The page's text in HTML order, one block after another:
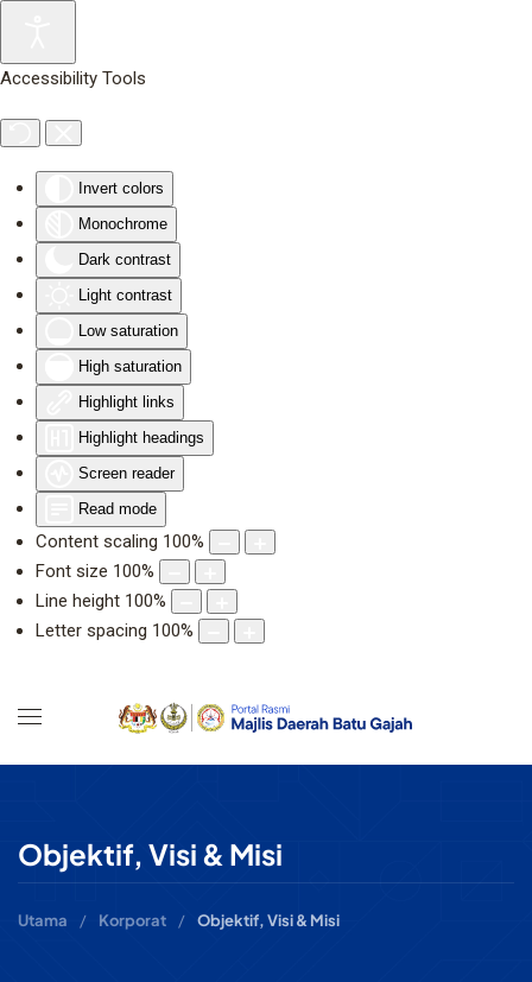
Accessibility Tools
Invert colors
Monochrome
Dark contrast
Light contrast
Low saturation
High saturation
Highlight links
Highlight headings
Screen reader
Read mode
Content scaling 100%
Font size 100%
Line height 100%
Letter spacing 100%
Objektif, Visi & Misi
Utama Korporat Objektif, Visi & Misi